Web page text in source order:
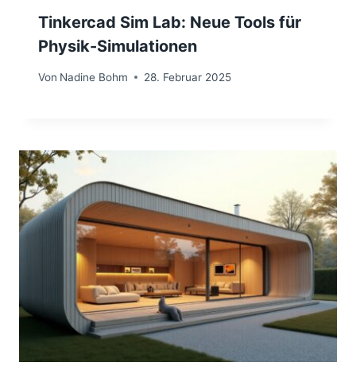
Tinkercad Sim Lab: Neue Tools für
Physik-Simulationen
Von Nadine Bohm 28. Februar 2025